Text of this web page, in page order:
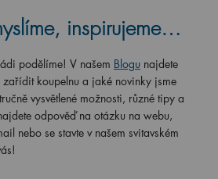
inspirujeme…
podělíme! V našem Blogu najdete
koupelnu a jaké novinky jsme
vysvětlené možnosti, různé tipy a
odpověď na otázku na webu,
nebo se stavte v našem svitavském